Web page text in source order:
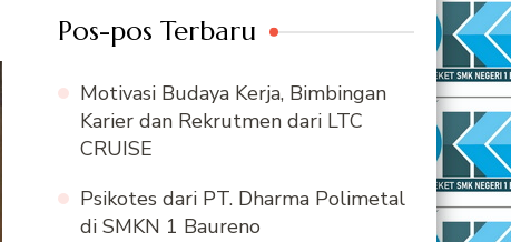
Pos-pos Terbaru
Motivasi Budaya Kerja, Bimbingan
Karier dan Rekrutmen dari LTC
CRUISE
Psikotes dari PT. Dharma Polimetal
di SMKN 1 Baureno